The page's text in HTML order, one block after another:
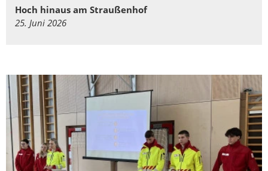
Hoch hinaus am Straußenhof
25. Juni 2026